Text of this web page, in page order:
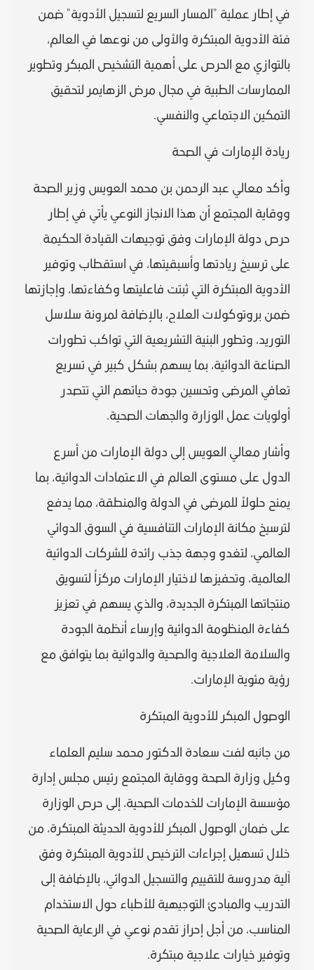
في إطار عملية "المسار السريع لتسجيل الأدوية" ضمن
فئة الأدوية المبتكرة والأولى من نوعها في العالم،
بالتوازي مع الحرص على أهمية التشخيص المبكر وتطوير
الممارسات الطبية في مجال مرض الزهايمر لتحقيق
التمكين الاجتماعي والنفسي.
ريادة الإمارات في الصحة
وأكد معالي عبد الرحمن بن محمد العويس وزير الصحة
ووقاية المجتمع أن هذا الانجاز النوعي يأتي في إطار
حرص دولة الإمارات وفق توجيهات القيادة الحكيمة
على ترسيخ ريادتها وأسبقيتها، في استقطاب وتوفير
الأدوية المبتكرة التي ثبتت فاعليتها وكفاءتها، وإجازتها
ضمن بروتوكولات العلاج، بالإضافة لمرونة سلاسل
التوريد، وتطور البنية التشريعية التي تواكب تطورات
الصناعة الدوائية، بما يسهم بشكل كبير في تسريع
تعافي المرضى وتحسين جودة حياتهم التي تتصدر
أولويات عمل الوزارة والجهات الصحية.
وأشار معالي العويس إلى دولة الإمارات من أسرع
الدول على مستوى العالم في الاعتمادات الدوائية، بما
يمنح حلولاً للمرضى في الدولة والمنطقة، مما يدفع
لترسيخ مكانة الإمارات التنافسية في السوق الدوائي
العالمي، لتغدو وجهة جذب رائدة للشركات الدوائية
العالمية، وتحفيزها لاختيار الإمارات مركزاً لتسويق
منتجاتها المبتكرة الجديدة، والذي يسهم في تعزيز
كفاءة المنظومة الدوائية وإرساء أنظمة الجودة
والسلامة العلاجية والصحية والدوائية بما يتوافق مع
رؤية مئوية الإمارات.
الوصول المبكر للأدوية المبتكرة
من جانبه لفت سعادة الدكتور محمد سليم العلماء
وكيل وزارة الصحة ووقاية المجتمع رئيس مجلس إدارة
مؤسسة الإمارات للخدمات الصحية، إلى حرص الوزارة
على ضمان الوصول المبكر للأدوية الحديثة المبتكرة، من
خلال تسهيل إجراءات الترخيص للأدوية المبتكرة وفق
آلية مدروسة للتقييم والتسجيل الدوائي، بالإضافة إلى
التدريب والمبادئ التوجيهية للأطباء حول الاستخدام
المناسب، من أجل إحراز تقدم نوعي في الرعاية الصحية
وتوفير خيارات علاجية مبتكرة.